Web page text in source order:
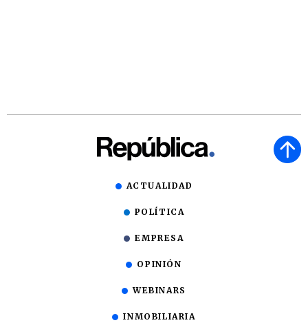
ACTUALIDAD
POLÍTICA
EMPRESA
OPINIÓN
WEBINARS
INMOBILIARIA